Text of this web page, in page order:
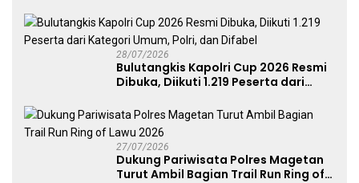
Atlet Nasional
28/07/2026
Bulutangkis Kapolri Cup 2026 Resmi
Dibuka, Diikuti 1.219 Peserta dari
27/07/2026
Dukung Pariwisata Polres Magetan
Turut Ambil Bagian Trail Run Ring of